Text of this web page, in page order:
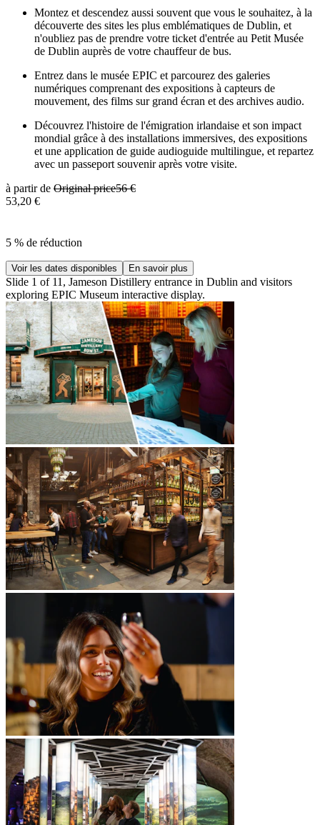
Montez et descendez aussi souvent que vous le souhaitez, à la
découverte des sites les plus emblématiques de Dublin, et
n'oubliez pas de prendre votre ticket d'entrée au Petit Musée
de Dublin auprès de votre chauffeur de bus.
Entrez dans le musée EPIC et parcourez des galeries
numériques comprenant des expositions à capteurs de
mouvement, des films sur grand écran et des archives audio.
Découvrez l'histoire de l'émigration irlandaise et son impact
mondial grâce à des installations immersives, des expositions
et une application de guide audioguide multilingue, et repartez
avec un passeport souvenir après votre visite.
à partir de Original price56 €
53,20 €
5 % de réduction
Voir les dates disponibles En savoir plus
Slide 1 of 11, Jameson Distillery entrance in Dublin and visitors
exploring EPIC Museum interactive display.